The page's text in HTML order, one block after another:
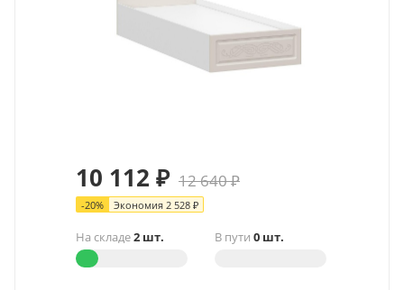
10 112 ₽ 12 640₽
-20% Экономия 2 528 ₽
На складе2 шт. В пути 0 шт.